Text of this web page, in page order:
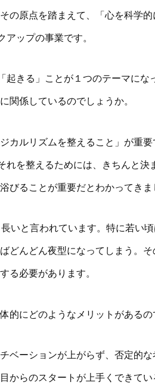
の原点を踏まえて、「心を科学
ップの事業です。
きる」ことが１つのテーマにな
関係しているのでしょうか。
カルリズムを整えること」が重
を整えるためには、きちんと決
ることが重要だとわかってきま
いと言われています。特に若い
どんどん夜型になってしまう。
る必要があります。
的にどのようなメリットがあるの
ベーションが上がらず、否定的
からのスタートが上手くできて